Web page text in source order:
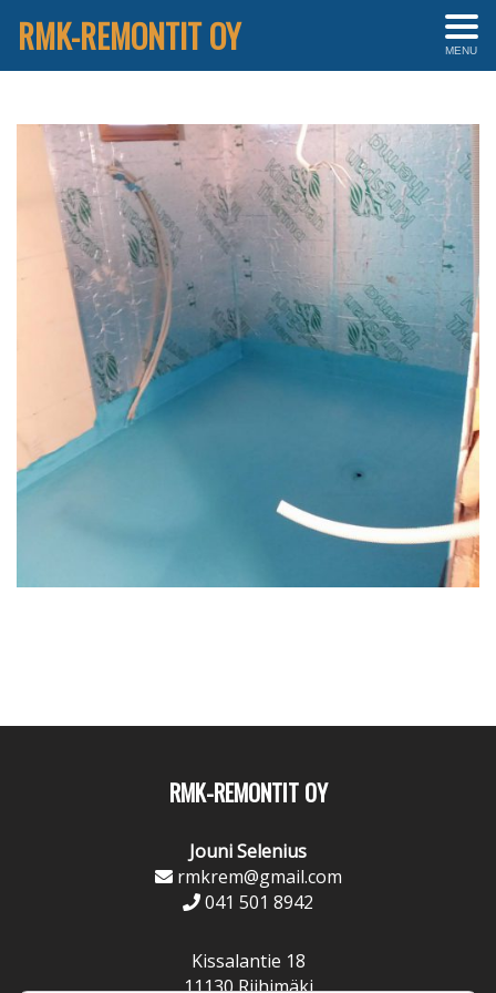
RMK-REMONTIT OY MENU
RMK-REMONTIT OY
Jouni Selenius
rmkrem@gmail.com
041 501 8942
Kissalantie 18
11130 Riihimäki